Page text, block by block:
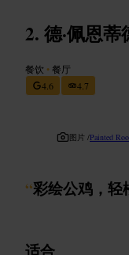
德·佩恩蒂
餐饮 •餐厅
4.6
4.7
图片 /Painted
“彩绘公鸡，轻
适合